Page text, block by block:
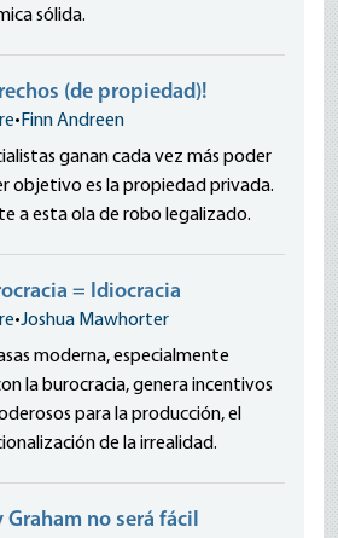
sólida.
(de propiedad)!
• Finn Andreen
ganan cada vez más poder
objetivo es la propiedad privada.
a esta ola de robo legalizado.
= Idiocracia
•Joshua Mawhorter
moderna, especialmente
la burocracia, genera incentivos
para la producción, el
de la irrealidad.
Graham no será fácil